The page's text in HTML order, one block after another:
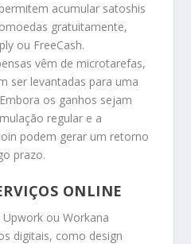
acumular satoshis
gratuitamente,
ou FreeCash.
vêm de microtarefas,
ser levantadas para uma
os ganhos sejam
regular e a
podem gerar um retorno
prazo.
ONLINE
ou Workana
digitais, como design